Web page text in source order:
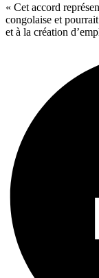
« Cet accord
congolaise et
et à la création